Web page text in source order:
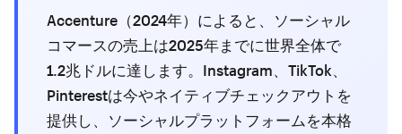
Accenture（2024年）によると、ソーシャル
コマースの売上は2025年までに世界全体で
1.2兆ドルに達します。Instagram、TikTok、
Pinterestは今やネイティブチェックアウトを
提供し、ソーシャルプラットフォームを本格